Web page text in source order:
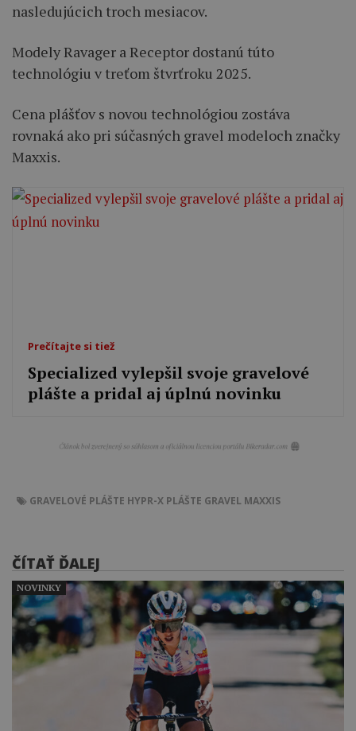
nasledujúcich troch mesiacov.
Modely Ravager a Receptor dostanú túto
technológiu v treťom štvrťroku 2025.
Cena plášťov s novou technológiou zostáva
rovnaká ako pri súčasných gravel modeloch značky
Maxxis.
Prečítajte si tiež
Specialized vylepšil svoje gravelové
plášte a pridal aj úplnú novinku
GRAVELOVÉ PLÁŠTE HYPR-X PLÁŠTE GRAVEL MAXXIS
ČÍTAŤ ĎALEJ
NOVINKY